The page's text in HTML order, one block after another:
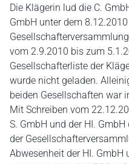
Die Klägerin lud die C.
GmbH unter dem
vom 2.9.2010 bis zum
Gesellschafterliste der
wurde nicht geladen.
beiden Gesellschaften war
Mit Schreiben vom
S. GmbH und der HI.
der
Abwesenheit der HI. GmbH